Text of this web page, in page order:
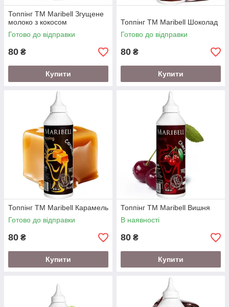
Топпінг ТМ Maribell Згущене
молоко з кокосом
Готово до відправки
80 ₴
Купити
Топпінг ТМ Maribell Шоколад
Готово до відправки
80 ₴
Купити
Топпінг ТМ Maribell Карамель
Готово до відправки
80 ₴
Купити
Топпінг ТМ Maribell Вишня
В наявності
80 ₴
Купити